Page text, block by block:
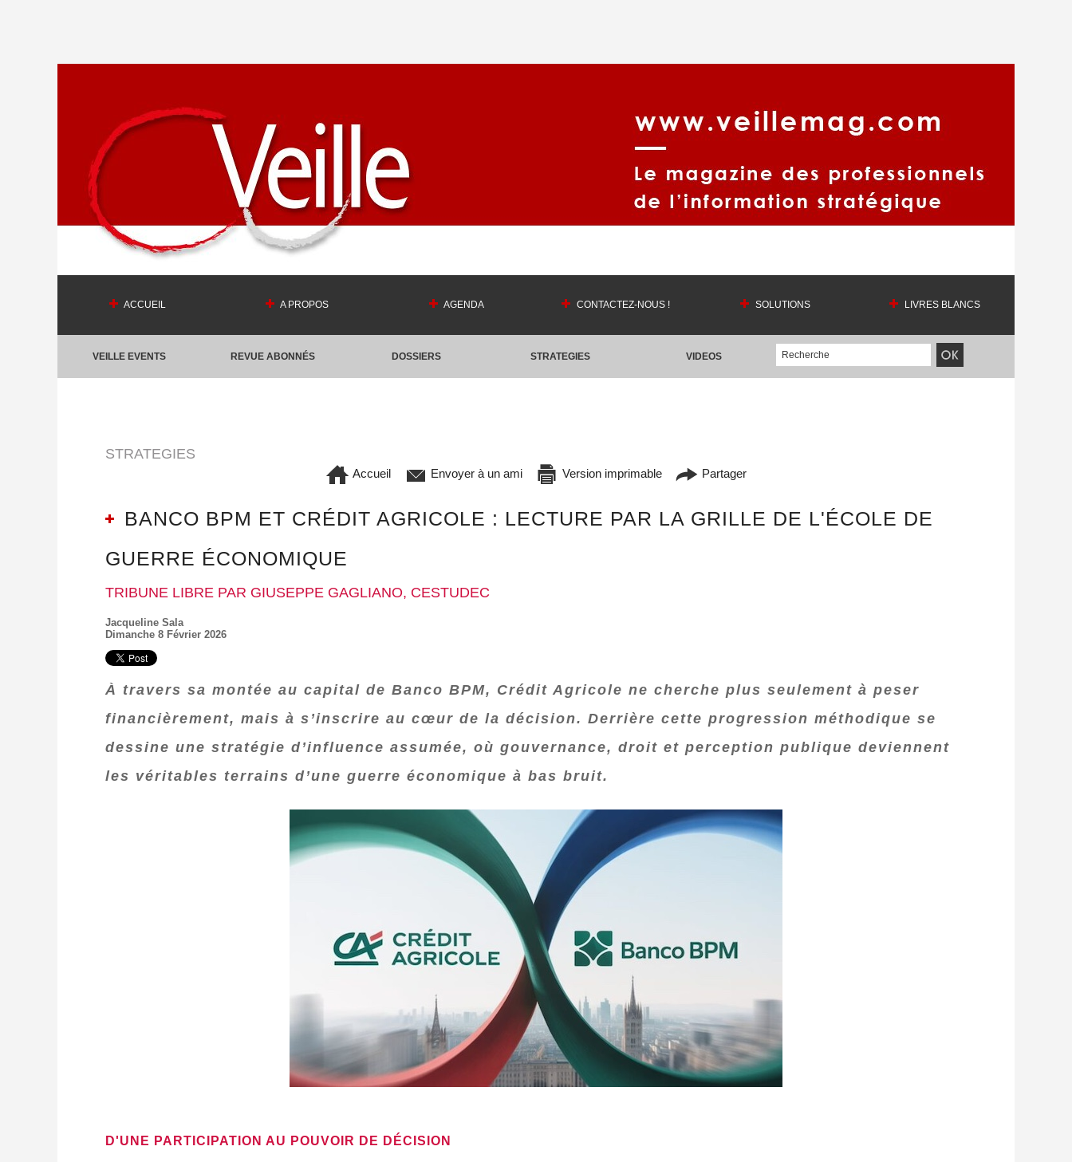
ACCUEIL A PROPOS AGENDA CONTACTEZ-NOUS ! SOLUTIONS LIVRES BLANCS
VEILLE EVENTS REVUE ABONNÉS DOSSIERS STRATEGIES VIDEOS
STRATEGIES
Accueil Envoyer à un ami Version imprimable Partager
BANCO BPM ET CRÉDIT AGRICOLE : LECTURE PAR LA GRILLE DE L'ÉCOLE DE
GUERRE ÉCONOMIQUE
TRIBUNE LIBRE PAR GIUSEPPE GAGLIANO, CESTUDEC
Jacqueline Sala
Dimanche 8 Février 2026
À travers sa montée au capital de Banco BPM, Crédit Agricole ne cherche plus seulement à peser
financièrement, mais à s’inscrire au cœur de la décision. Derrière cette progression méthodique se
dessine une stratégie d’influence assumée, où gouvernance, droit et perception publique deviennent
les véritables terrains d’une guerre économique à bas bruit.
D'UNE PARTICIPATION AU POUVOIR DE DÉCISION